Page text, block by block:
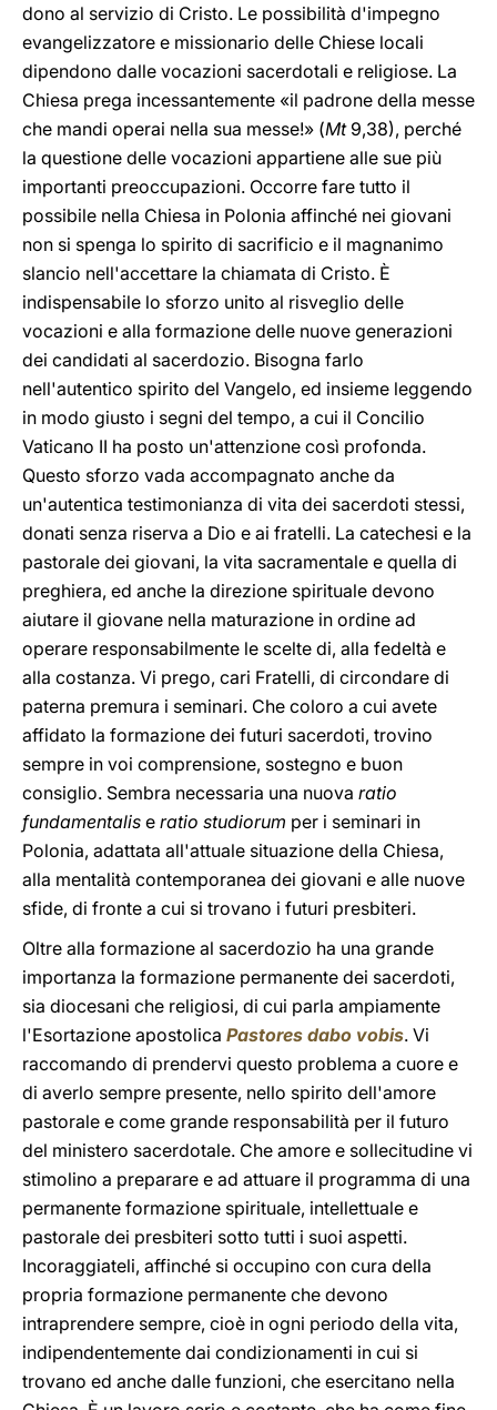
dono al servizio di Cristo. Le possibilità d'impegno
evangelizzatore e missionario delle Chiese locali
dipendono dalle vocazioni sacerdotali e religiose. La
Chiesa prega incessantemente «il padrone della messe
che mandi operai nella sua messe!» (Mt9,38), perché
la questione delle vocazioni appartiene alle sue più
importanti preoccupazioni. Occorre fare tutto il
possibile nella Chiesa in Polonia affinché nei giovani
non si spenga lo spirito di sacrificio e il magnanimo
slancio nell'accettare la chiamata di Cristo. È
indispensabile lo sforzo unito al risveglio delle
vocazioni e alla formazione delle nuove generazioni
dei candidati al sacerdozio. Bisogna farlo
nell'autentico spirito del Vangelo, ed insieme leggendo
in modo giusto i segni del tempo, a cui il Concilio
Vaticano II ha posto un'attenzione così profonda.
Questo sforzo vada accompagnato anche da
un'autentica testimonianza di vita dei sacerdoti stessi,
donati senza riserva a Dio e ai fratelli. La catechesi e la
pastorale dei giovani, la vita sacramentale e quella di
preghiera, ed anche la direzione spirituale devono
aiutare il giovane nella maturazione in ordine ad
operare responsabilmente le scelte di, alla fedeltà e
alla costanza. Vi prego, cari Fratelli, di circondare di
paterna premura i seminari. Che coloro a cui avete
affidato la formazione dei futuri sacerdoti, trovino
sempre in voi comprensione, sostegno e buon
consiglio. Sembra necessaria una nuova ratio
fundamentalis e ratio studiorum per i seminari in
Polonia, adattata all'attuale situazione della Chiesa,
alla mentalità contemporanea dei giovani e alle nuove
sfide, di fronte a cui si trovano i futuri presbiteri.
Oltre alla formazione al sacerdozio ha una grande
importanza la formazione permanente dei sacerdoti,
sia diocesani che religiosi, di cui parla ampiamente
l'Esortazione apostolica Pastores dabo vobis. Vi
raccomando di prendervi questo problema a cuore e
di averlo sempre presente, nello spirito dell'amore
pastorale e come grande responsabilità per il futuro
del ministero sacerdotale. Che amore e sollecitudine vi
stimolino a preparare e ad attuare il programma di una
permanente formazione spirituale, intellettuale e
pastorale dei presbiteri sotto tutti i suoi aspetti.
Incoraggiateli, affinché si occupino con cura della
propria formazione permanente che devono
intraprendere sempre, cioè in ogni periodo della vita,
indipendentemente dai condizionamenti in cui si
trovano ed anche dalle funzioni, che esercitano nella